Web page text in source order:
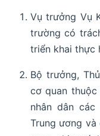
Vụ trưởng Vụ
trường có
triển khai thực
Bộ trưởng,
cơ quan thuộc
nhân dân
Trung ương